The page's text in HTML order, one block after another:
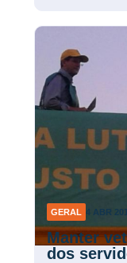
GERAL 4 ABR
Manter
dos